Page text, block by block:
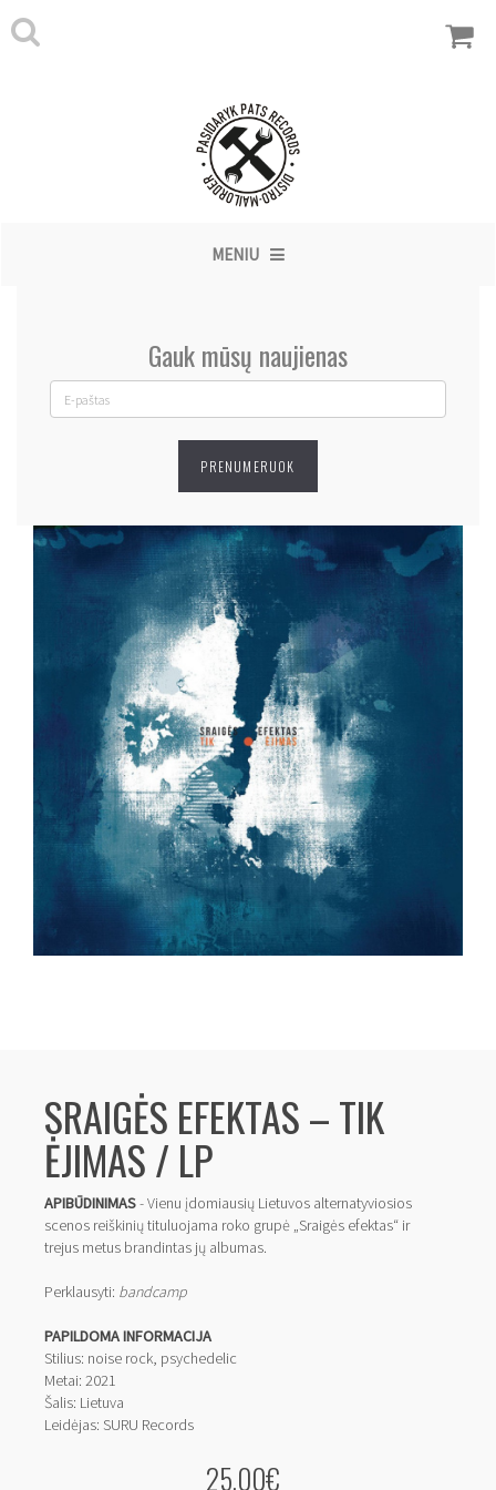
MENIU
Gauk mūsų naujienas
SRAIGĖS EFEKTAS – TIK
ĖJIMAS / LP
APIBŪDINIMAS- Vienu įdomiausių Lietuvos alternatyviosios
scenos reiškinių tituluojama roko grupė „Sraigės efektas“ ir
trejus metus brandintas jų albumas.
Perklausyti: bandcamp
PAPILDOMA INFORMACIJA
Stilius: noise rock, psychedelic
Metai: 2021
Šalis: Lietuva
Leidėjas: SURU Records
25.00€